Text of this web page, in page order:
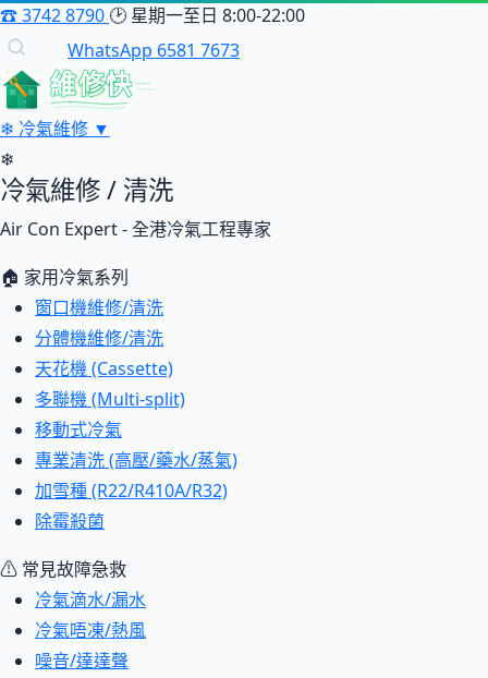
☎3742 8790 🕑 星期一至日 8:00-22:00
WhatsApp 6581 7673
維修快
❄ 冷氣維修 ▼
❄
冷氣維修 / 清洗
Air Con Expert - 全港冷氣工程專家
🏠 家用冷氣系列
窗口機維修/清洗
分體機維修/清洗
天花機 (Cassette)
多聯機 (Multi-split)
移動式冷氣
專業清洗 (高壓/藥水/蒸氣)
加雪種 (R22/R410A/R32)
除霉殺菌
⚠ 常見故障急救
冷氣滴水/漏水
冷氣唔凍/熱風
噪音/達達聲